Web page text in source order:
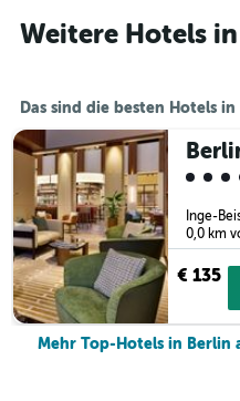
Weitere Hotels
Das sind die besten Hotels
0,0 km
€ 135
Mehr Top-Hotels in Berlin